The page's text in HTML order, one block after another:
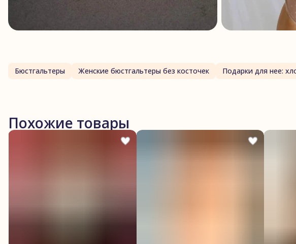
Бюстгальтеры Женские бюстгальтеры без косточек
Похожие товары